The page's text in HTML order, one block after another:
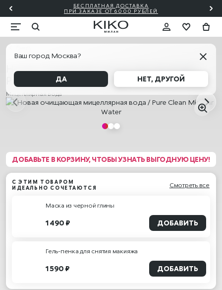
БЕСПЛАТНАЯ ДОСТАВКА
ПРИ ЗАКАЗЕ ОТ 6000 РУБЛЕЙ
Ваш город Москва?
ДА НЕТ, ДРУГОЙ
Новая очищающая мицеллярная вода /
Pure Clean Micellar Water
Мицеллярная вода
ДОБАВЬТЕ В КОРЗИНУ, ЧТОБЫ УЗНАТЬ ВЫГОДНУЮ ЦЕНУ!
С ЭТИМ ТОВАРОМ
ИДЕАЛЬНО СОЧЕТАЮТСЯ
Смотреть все
Маска из черной глины
1 490 ₽ ДОБАВИТЬ
Гель-пенка для снятия макияжа
1 590 ₽ ДОБАВИТЬ